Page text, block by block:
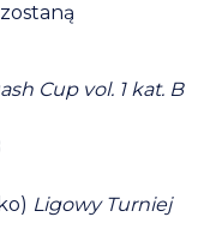
Cup vol. 1 kat. B
Ligowy Turniej